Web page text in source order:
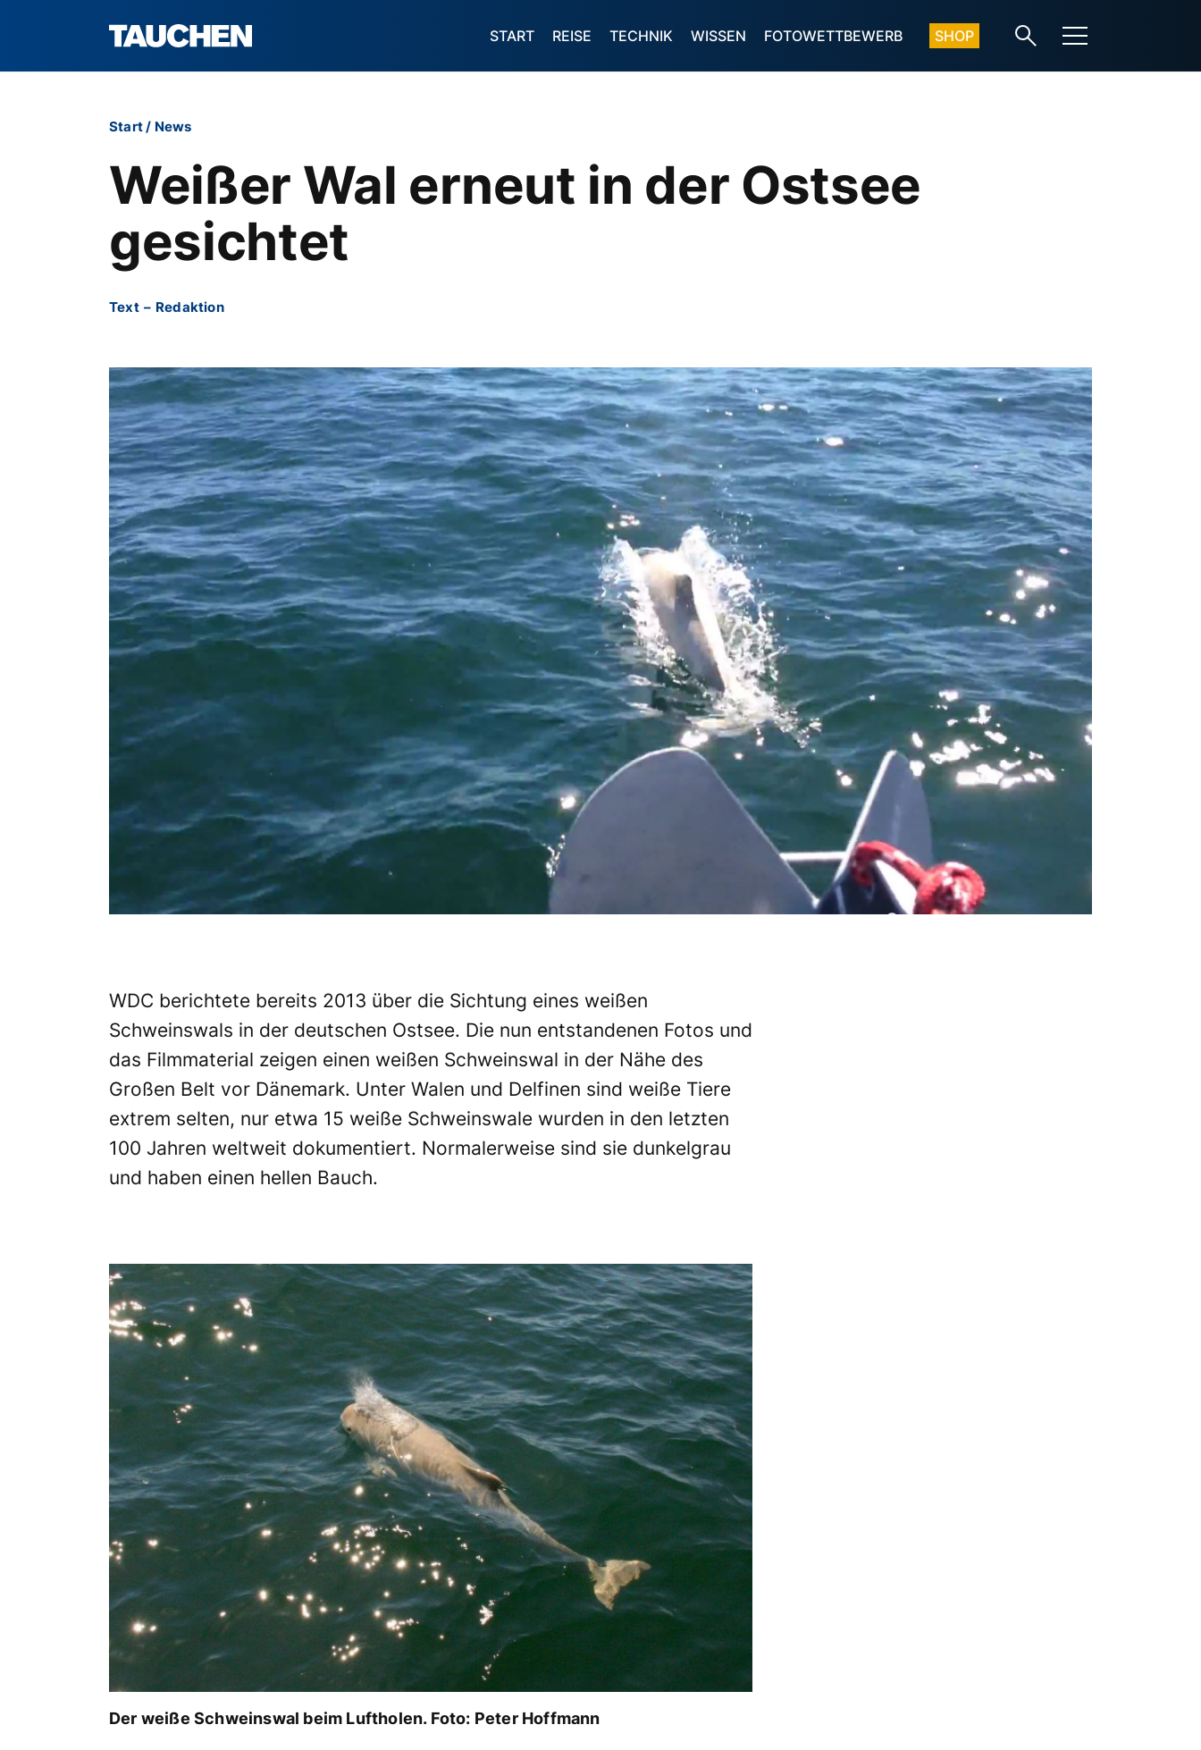
START REISE TECHNIK WISSEN FOTOWETTBEWERB SHOP
Start/ News
Weißer Wal erneut in der Ostsee
gesichtet
Text – Redaktion
WDC berichtete bereits 2013 über die Sichtung eines weißen
Schweinswals in der deutschen Ostsee. Die nun entstandenen Fotos und
das Filmmaterial zeigen einen weißen Schweinswal in der Nähe des
Großen Belt vor Dänemark. Unter Walen und Delfinen sind weiße Tiere
extrem selten, nur etwa 15 weiße Schweinswale wurden in den letzten
100 Jahren weltweit dokumentiert. Normalerweise sind sie dunkelgrau
und haben einen hellen Bauch.
Der weiße Schweinswal beim Luftholen. Foto: Peter Hoffmann